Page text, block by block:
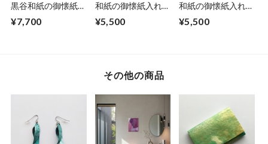
黒谷和紙の御懐紙入
¥7,700
和紙の御懐紙入れ
¥5,500
和紙の御懐紙入れ
¥5,500
その他の商品